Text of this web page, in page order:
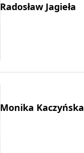
Radosław Jagieła
Monika Kaczyńska